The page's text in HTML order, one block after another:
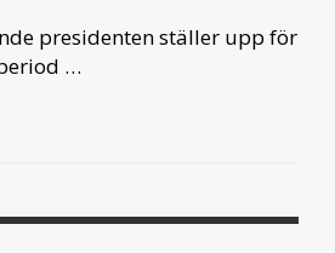
presidenten ställer upp för
…